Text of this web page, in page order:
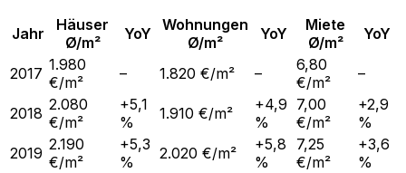
Jahr
Häuser
Ø/m²
YoY
Wohnungen
Ø/m²
YoY
Miete
Ø/m²
YoY
2017 1.980
€/m²
– 1.820 €/m² –
6,80
€/m²
–
2018 2.080
€/m²
+5,1
%
1.910 €/m²
+4,9
%
7,00
€/m²
+2,9
%
2019 2.190
€/m²
+5,3
%
2.020 €/m²
+5,8
%
7,25
€/m²
+3,6
%